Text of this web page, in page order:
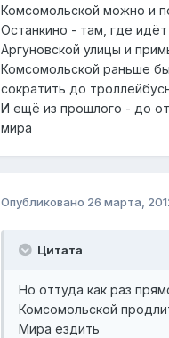
Комсомольской можно и
Останкино - там, где
Аргуновской улицы и
Комсомольской раньше
сократить до
И ещё из прошлого - до
мира
Опубликовано 26 марта,
Цитата
Но оттуда как раз
Комсомольской
Мира ездить